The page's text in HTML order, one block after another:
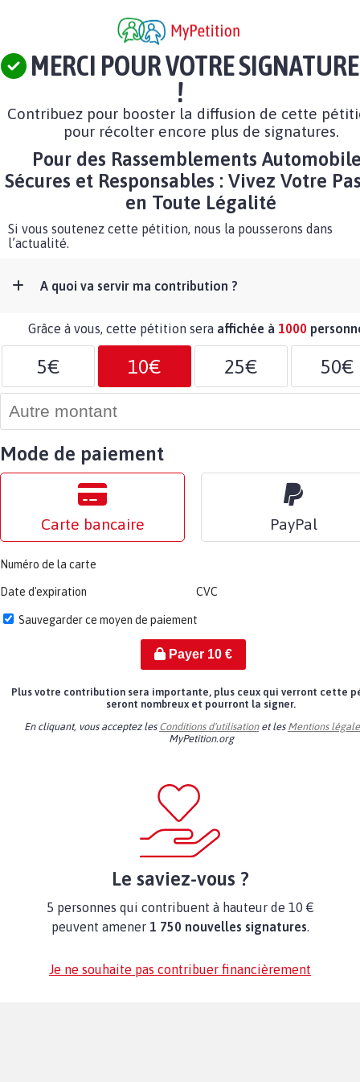
MERCI POUR VOTRE SIGNATURE
!
Contribuez pour booster la diffusion de cette
pour récolter encore plus de signatures.
Pour des Rassemblements
Sécures et Responsables : Vivez Votre
en Toute Légalité
Si vous soutenez cette pétition, nous la pousserons dans
l’actualité.
A quoi va servir ma contribution ?
Grâce à vous, cette pétition sera affichée à 1000
5€ 10€ 25€ 50€
Mode de paiement
Carte bancaire PayPal
Numéro de la carte
Date d'expiration CVC
Sauvegarder ce moyen de paiement
Payer 10€
Plus votre contribution sera importante, plus ceux qui verront cette
seront nombreux et pourront la signer.
En cliquant, vous acceptez les Conditions d'utilisationet les Mentions
MyPetition.org
Le saviez-vous ?
5 personnes qui contribuent à hauteur de 10 €
peuvent amener 1 750 nouvelles signatures.
Je ne souhaite pas contribuer financièrement